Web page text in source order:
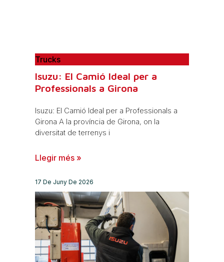
Trucks
Isuzu: El Camió Ideal per a
Professionals a Girona
Isuzu: El Camió Ideal per a Professionals a
Girona A la província de Girona, on la
diversitat de terrenys i
Llegir més »
17 De Juny De 2026